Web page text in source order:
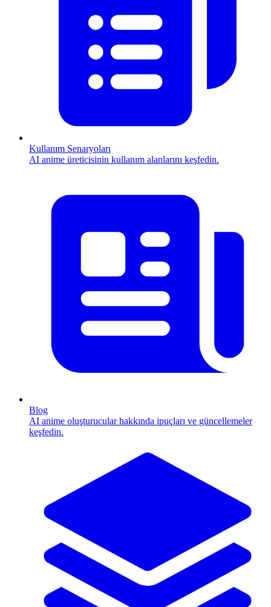
Kullanım Senaryoları
AI anime üreticisinin kullanım alanlarını keşfedin.
Blog
AI anime oluşturucular hakkında ipuçları ve güncellemeler
keşfedin.